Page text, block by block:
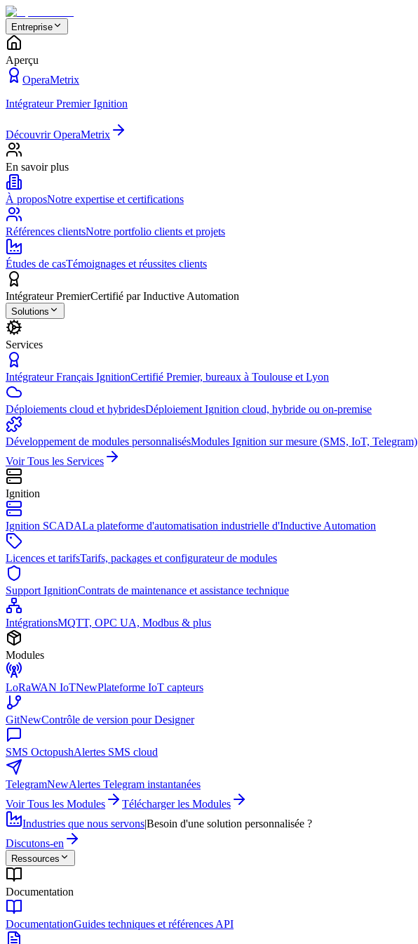
Entreprise
Aperçu
OperaMetrix
Intégrateur Premier Ignition
Découvrir OperaMetrix
En savoir plus
À proposNotre expertise et certifications
Références clientsNotre portfolio clients et projets
Études de casTémoignages et réussites clients
Intégrateur PremierCertifié par Inductive Automation
Solutions
Services
Intégrateur Français IgnitionCertifié Premier, bureaux à Toulouse et Lyon
Déploiements cloud et hybridesDéploiement Ignition cloud, hybride ou on-premise
Développement de modules personnalisésModules Ignition sur mesure (SMS, IoT, Telegram)
Voir Tous les Services
Ignition
Ignition SCADALa plateforme d'automatisation industrielle d'Inductive Automation
Licences et tarifsTarifs, packages et configurateur de modules
Support IgnitionContrats de maintenance et assistance technique
IntégrationsMQTT, OPC UA, Modbus & plus
Modules
LoRaWAN IoTNewPlateforme IoT capteurs
GitNewContrôle de version pour Designer
SMS OctopushAlertes SMS cloud
TelegramNewAlertes Telegram instantanées
Voir Tous les Modules
Télécharger les Modules
Industries que nous servons|Besoin d'une solution personnalisée ?
Discutons-en
Ressources
Documentation
DocumentationGuides techniques et références API